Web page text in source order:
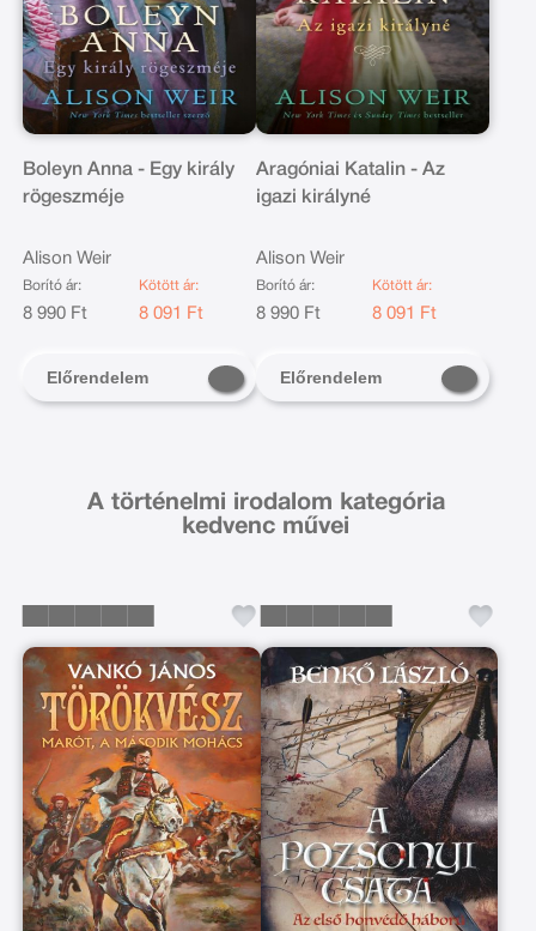
Boleyn Anna - Egy király
rögeszméje
Alison Weir
Borító ár:
8 990 Ft
Kötött ár:
8 091 Ft
Előrendelem
Aragóniai Katalin - Az
igazi királyné
Alison Weir
Borító ár:
8 990 Ft
Kötött ár:
8 091 Ft
Előrendelem
A történelmi irodalom kategória
kedvenc művei